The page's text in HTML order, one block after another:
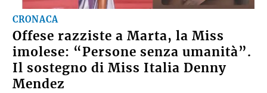
CRONACA
Offese razziste a Marta, la Miss
imolese: “Persone senza umanità”.
Il sostegno di Miss Italia Denny
Mendez